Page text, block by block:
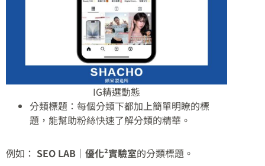
IG精選動態
分類標題：每個分類下都加上簡單明瞭的標
題，能幫助粉絲快速了解分類的精華。
例如： SEO LAB｜優化²實驗室的分類標題。